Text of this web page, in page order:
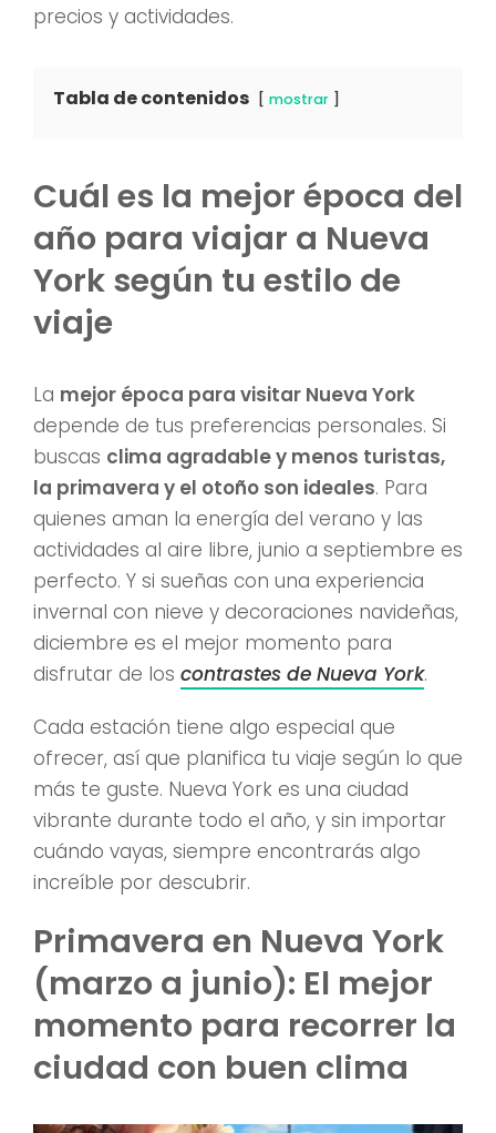
precios y actividades.
Tabla de contenidos mostrar
Cuál es la mejor época del
año para viajar a Nueva
York según tu estilo de
viaje
La mejor época para visitar Nueva York
depende de tus preferencias personales. Si
buscas clima agradable y menos turistas,
la primavera y el otoño son ideales. Para
quienes aman la energía del verano y las
actividades al aire libre, junio a septiembre es
perfecto. Y si sueñas con una experiencia
invernal con nieve y decoraciones navideñas,
diciembre es el mejor momento para
disfrutar de los contrastes de Nueva York.
Cada estación tiene algo especial que
ofrecer, así que planifica tu viaje según lo que
más te guste. Nueva York es una ciudad
vibrante durante todo el año, y sin importar
cuándo vayas, siempre encontrarás algo
increíble por descubrir.
Primavera en Nueva York
(marzo a junio): El mejor
momento para recorrer la
ciudad con buen clima